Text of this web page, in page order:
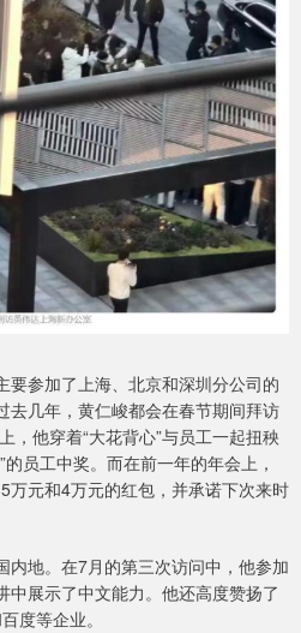
要参加了上海、北京和深圳分公司的
去几年，黄仁峻都会在春节期间拜访
，他穿着“大花背心”与员工一起扭秧
员工中奖。而在前一年的年会上，
万元和4万元的红包，并承诺下次来时
内地。在7月的第三次访问中，他参加
中展示了中文能力。他还高度赞扬了
度等企业。